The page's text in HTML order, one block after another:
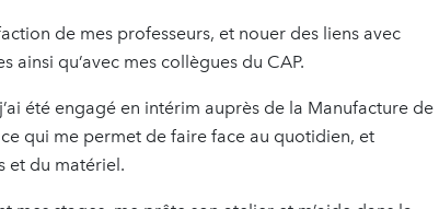
de mes professeurs, et nouer des liens avec
ainsi qu’avec mes collègues du CAP.
été engagé en intérim auprès de la Manufacture de
qui me permet de faire face au quotidien, et
et du matériel.